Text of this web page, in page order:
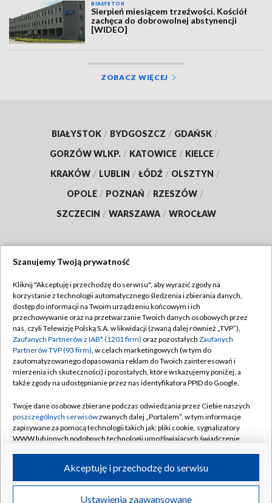
BIAŁYSTOK
Sierpień miesiącem trzeźwości. Kościół
zachęca do dobrowolnej abstynencji
[WIDEO]
ZOBACZ WIĘCEJ
BIAŁYSTOK / BYDGOSZCZ / GDAŃSK /
GORZÓW WLKP. / KATOWICE / KIELCE /
KRAKÓW / LUBLIN / ŁÓDŹ / OLSZTYN /
OPOLE / POZNAŃ / RZESZÓW /
SZCZECIN / WARSZAWA / WROCŁAW
TVP
Abonament TVP
Emisja w TVP
Centrum informacji TVP
Naziemna Telewizja Cyfrowa
Rada Programowa
System NOS
Informacje o nadawcy
Program dla prasy
Regulamin TVP
Polityka prywatności
Moje zgody
Pomoc
Kontakt
Kanały
©2026 Telewizja Polska S.A. w likwidacji
Szanujemy Twoją prywatność
Kliknij "Akceptuję i przechodzę do serwisu", aby wyrazić zgody na
korzystanie z technologii automatycznego śledzenia i zbierania danych,
dostęp do informacji na Twoim urządzeniu końcowym i ich
przechowywanie oraz na przetwarzanie Twoich danych osobowych przez
nas, czyli Telewizję Polską S.A. w likwidacji (zwaną dalej również „TVP”),
Zaufanych Partnerów z IAB* (1201 firm) oraz pozostałych Zaufanych
Partnerów TVP (93 firm), w celach marketingowych (w tym do
zautomatyzowanego dopasowania reklam do Twoich zainteresowań i
mierzenia ich skuteczności) i pozostałych, które wskazujemy poniżej, a
także zgody na udostępnianie przez nas identyfikatora PPID do Google.
Twoje dane osobowe zbierane podczas odwiedzania przez Ciebie naszych
poszczególnych serwisówzwanych dalej „Portalem”, w tym informacje
zapisywane za pomocą technologii takich jak: pliki cookie, sygnalizatory
WWW lub innych podobnych technologii umożliwiających świadczenie
ruchu w Internecie.
Twoje dane osobowe zbierane podczas odwiedzania przez Ciebie
Ustawienia zaawansowane
Akceptuję i przechodzę do serwisu